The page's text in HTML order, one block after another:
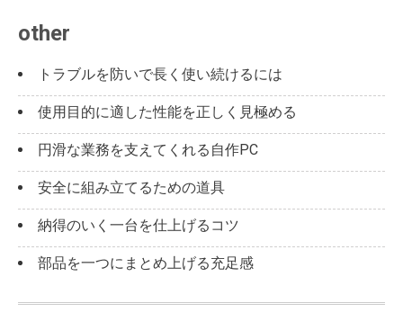
other
トラブルを防いで長く使い続けるには
使用目的に適した性能を正しく見極める
円滑な業務を支えてくれる自作PC
安全に組み立てるための道具
納得のいく一台を仕上げるコツ
部品を一つにまとめ上げる充足感